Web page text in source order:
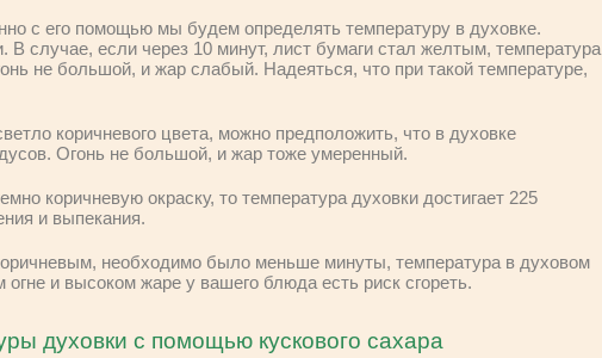
с его помощью мы будем определять температуру в духовке.
В случае, если через 10 минут, лист бумаги стал желтым, температура
не большой, и жар слабый. Надеяться, что при такой температуре,
коричневого цвета, можно предположить, что в духовке
Огонь не большой, и жар тоже умеренный.
коричневую окраску, то температура духовки достигает 225
и выпекания.
необходимо было меньше минуты, температура в духовом
и высоком жаре у вашего блюда есть риск сгореть.
духовки с помощью кускового сахара